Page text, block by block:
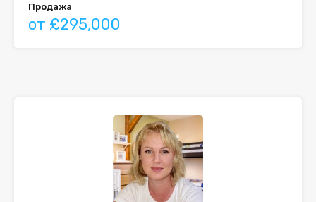
Продажа
от £295,000